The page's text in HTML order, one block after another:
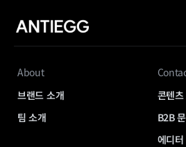
About
브랜드 소개
팀 소개
콘텐
B2B
에디